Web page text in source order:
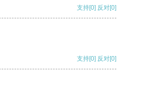
支持[0] 反对[0]
支持[0] 反对[0]